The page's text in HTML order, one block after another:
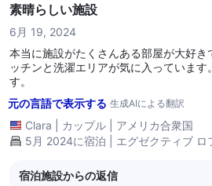
indeed heartening to learn you
appreciative of your lovely
service. Our team works diligently to
and create memorable stay
can only do it thanks to amazing
to you and we sincerely hope to
family back for more enjoyable and
us. --- We are at your service, and we wish all of you well. ---
Thank you for your v
素晴らしい施設
6月 19, 2024
本当に施設がたくさんある部屋が大好き
ッチンと洗濯エリアが気に入っています
す。
元の言語で表示する 生成AIによる翻訳
Clara カップル
アメリカ合衆国
5月 2024に宿泊 | エグゼクティブ ロ
宿泊施設からの返信